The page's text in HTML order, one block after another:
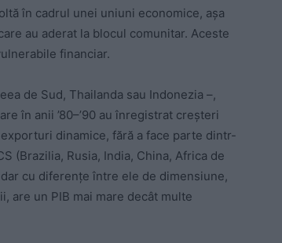
în cadrul unei uniuni economice, așa
au aderat la blocul comunitar. Aceste
financiar.
de Sud, Thailanda sau Indonezia –,
în anii ’80–’90 au înregistrat creșteri
dinamice, fără a face parte dintr-
(Brazilia, Rusia, India, China, Africa de
cu diferențe între ele de dimensiune,
are un PIB mai mare decât multe